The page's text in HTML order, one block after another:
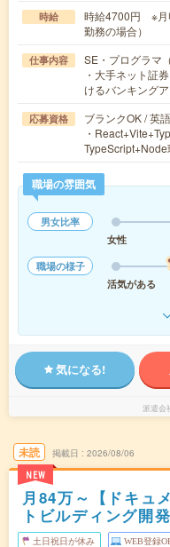
時給
時給4700円 ※月
勤務の場合）
仕事内容
SE・プログラマ
・大手ネット証
けるバンキング
応募資格
ブランクOK / 英
・
職場の雰囲気
男女比率
女性
職場の様子
活気がある
気になる!
派遣会
未読
NEW
掲載日 2026/08/06
月84万～【ドキュ
トビルディング開発
土日祝日が休み WEB登録